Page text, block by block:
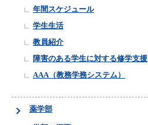
年間スケジュール
学生生活
教員紹介
障害のある学生に対する修学支援
AAA（教務学務システム）
薬学部